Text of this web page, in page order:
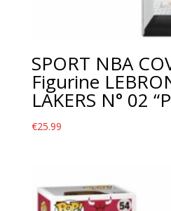
SPORT NBA
Figurine
LAKERS N° 02
€25.99